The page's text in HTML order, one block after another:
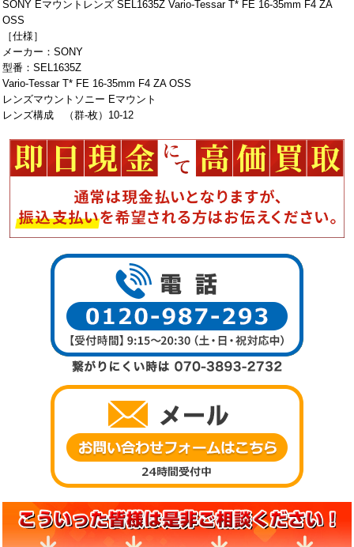
SONY Eマウントレンズ SEL1635Z Vario-Tessar T* FE 16-35mm F4 ZA
OSS
［仕様］
メーカー：SONY
型番：SEL1635Z
Vario-Tessar T* FE 16-35mm F4 ZA OSS
レンズマウントソニー Eマウント
レンズ構成 （群-枚）10-12